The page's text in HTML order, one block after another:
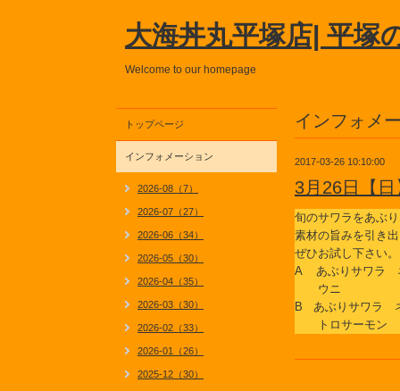
大海丼丸平塚店| 平塚
Welcome to our homepage
インフォメ
2017-03-26 10:10:00
3月26日【
旬のサワラをあぶ
素材の旨みを引き
ぜひお試し下さい。
A あぶりサワラ
ウニ
B あぶりサワラ
トロサーモン
トップページ
インフォメーション
2026-08（7）
2026-07（27）
2026-06（34）
2026-05（30）
2026-04（35）
2026-03（30）
2026-02（33）
2026-01（26）
2025-12（30）